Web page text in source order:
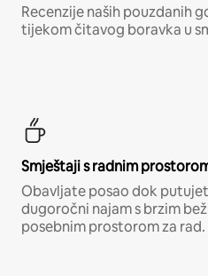
Recenzije naših pouzdanih
tijekom čitavog boravka u
Smještaji s radnim
Obavljate posao dok
dugoročni najam s brzim
posebnim prostorom za rad.